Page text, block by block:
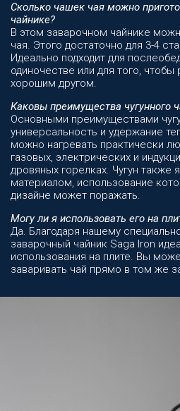
Сколько чашек чая можно
чайнике?
В этом заварочном чайнике
чая. Этого достаточно для 3-4
Идеально подходит для
одиночестве или для того,
хорошим другом.
Каковы преимущества чугунного
Основными преимуществами
универсальность и удержание
можно нагревать практически
газовых, электрических и
дровяных горелках. Чугун также
материалом, использование
дизайне может поражать.
Могу ли я использовать его на
Да. Благодаря нашему
заварочный чайник Saga Iron
использования на плите. Вы
заваривать чай прямо в том же